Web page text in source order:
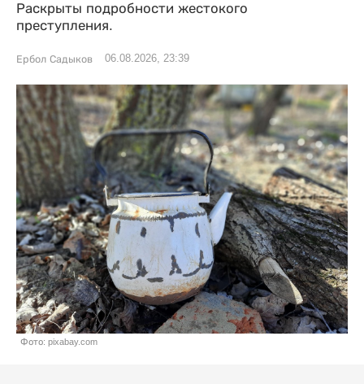
Раскрыты подробности жестокого
преступления.
Ербол Садыков 06.08.2026, 23:39
Фото: pixabay.com